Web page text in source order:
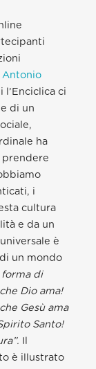
Antonio
ci
di un
ha
prendere
i
cultura
e da un
è
un mondo
forma di
Dio ama!
Gesù ama
Santo!
è illustrato